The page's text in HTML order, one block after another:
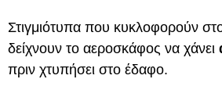
Στιγμιότυπα που κυκλοφορούν
δείχνουν το αεροσκάφος να χάνει
πριν χτυπήσει στο έδαφο.